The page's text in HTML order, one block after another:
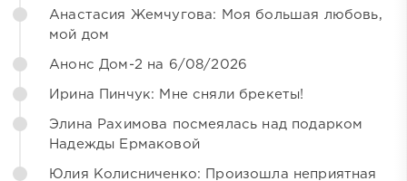
Анастасия Жемчугова: Моя большая любовь,
мой дом
Анонс Дом-2 на 6/08/2026
Ирина Пинчук: Мне сняли брекеты!
Элина Рахимова посмеялась над подарком
Надежды Ермаковой
Юлия Колисниченко: Произошла неприятная